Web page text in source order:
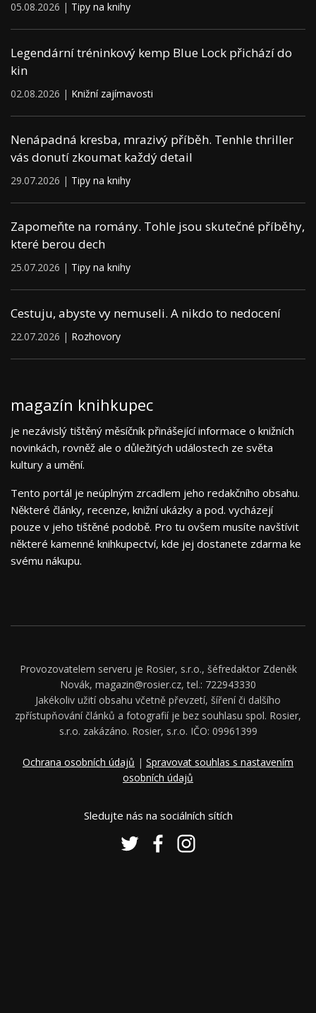
05.08.2026 | Tipy na knihy
Legendární tréninkový kemp Blue Lock přichází do
kin
02.08.2026 | Knižní zajímavosti
Nenápadná kresba, mrazivý příběh. Tenhle thriller
vás donutí zkoumat každý detail
29.07.2026 | Tipy na knihy
Zapomeňte na romány. Tohle jsou skutečné příběhy,
které berou dech
25.07.2026 | Tipy na knihy
Cestuju, abyste vy nemuseli. A nikdo to nedocení
22.07.2026 | Rozhovory
magazín knihkupec
je nezávislý tištěný měsíčník přinášející informace o knižních
novinkách, rovněž ale o důležitých událostech ze světa
kultury a umění.
Tento portál je neúplným zrcadlem jeho redakčního obsahu.
Některé články, recenze, knižní ukázky a pod. vycházejí
pouze v jeho tištěné podobě. Pro tu ovšem musíte navštívit
některé kamenné knihkupectví, kde jej dostanete zdarma ke
svému nákupu.
Provozovatelem serveru je Rosier, s.r.o., šéfredaktor Zdeněk
Novák, magazin@rosier.cz, tel.: 722943330
Jakékoliv užití obsahu včetně převzetí, šíření či dalšího
zpřístupňování článků a fotografií je bez souhlasu spol. Rosier,
s.r.o. zakázáno. Rosier, s.r.o. IČO: 09961399
Ochrana osobních údajů | Spravovat souhlas s nastavením
osobních údajů
Sledujte nás na sociálních sítích